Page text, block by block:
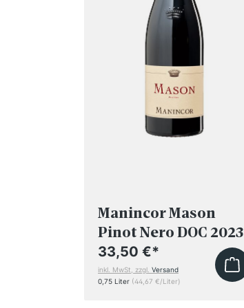
Manincor Mason
Pinot Nero DOC 2023
BIO
33,50 €*
inkl. MwSt, zzgl. Versand
0,75 Liter (44,67 €/Liter)